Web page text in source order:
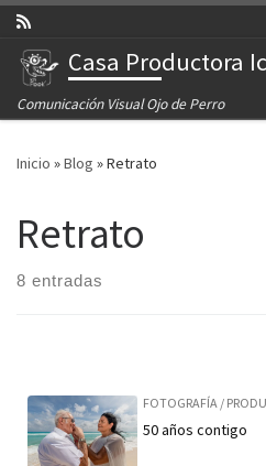
Saltar al contenido
Casa Productora
Comunicación Visual Ojo de Perro
Inicio »Blog »Retrato
Retrato
8 entradas
FOTOGRAFÍA /
50 años contigo